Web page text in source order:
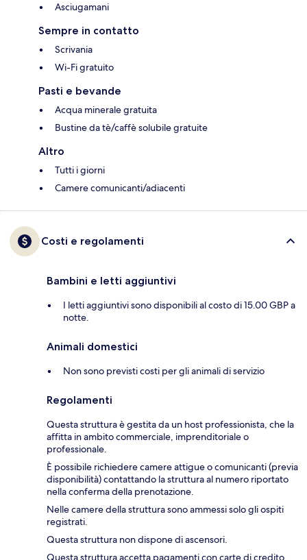
Asciugamani
Sempre in contatto
Scrivania
Wi-Fi gratuito
Pasti e bevande
Acqua minerale gratuita
Bustine da tè/caffè solubile gratuite
Altro
Tutti i giorni
Camere comunicanti/adiacenti
Costi e regolamenti
Bambini e letti aggiuntivi
I letti aggiuntivi sono disponibili al costo di 15.00 GBP a
notte.
Animali domestici
Non sono previsti costi per gli animali di servizio
Regolamenti
Questa struttura è gestita da un host professionista, che la
affitta in ambito commerciale, imprenditoriale o
professionale.
È possibile richiedere camere attigue o comunicanti (previa
disponibilità) contattando la struttura al numero riportato
nella conferma della prenotazione.
Nelle camere della struttura sono ammessi solo gli ospiti
registrati.
Questa struttura non dispone di ascensori.
Questa struttura accetta pagamenti con carte di credito,